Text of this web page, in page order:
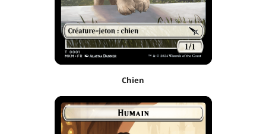
Chien